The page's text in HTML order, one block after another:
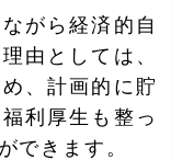
がら経済的自
由としては、
、計画的に貯
利厚生も整っ
できます。